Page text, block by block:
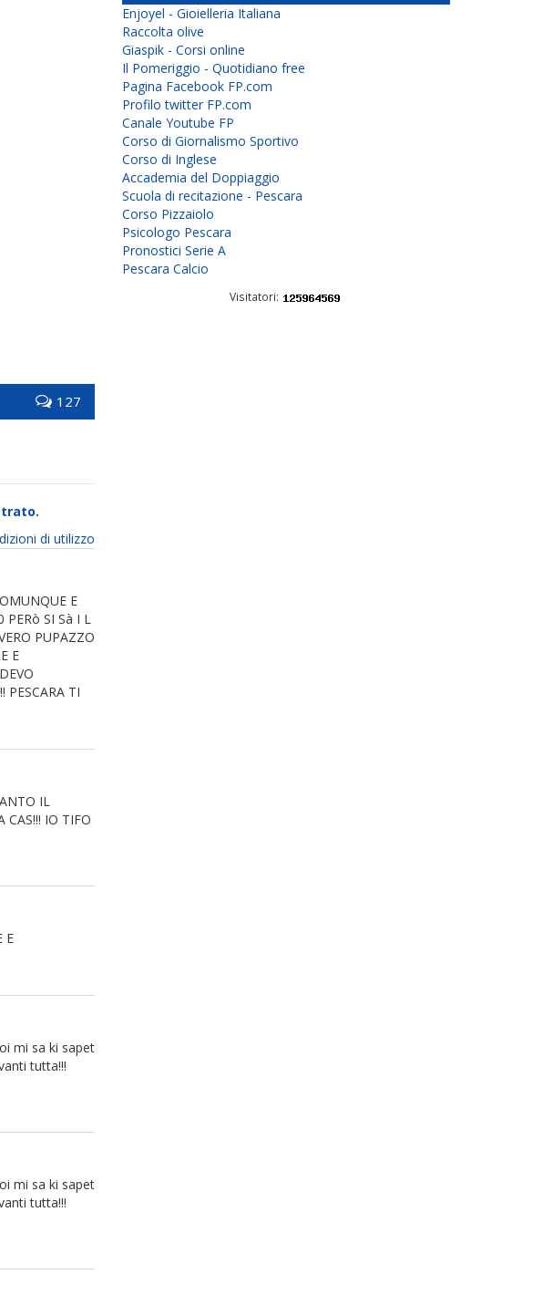
127
di utilizzo
E
PERò SI Sà I L
PUPAZZO
E
PESCARA TI
IL
CAS!!! IO TIFO
E
mi sa ki sapet
tutta!!!
mi sa ki sapet
tutta!!!
Enjoyel - Gioielleria Italiana
Raccolta olive
Giaspik - Corsi online
Il Pomeriggio - Quotidiano free
Pagina Facebook FP.com
Profilo twitter FP.com
Canale Youtube FP
Corso di Giornalismo Sportivo
Corso di Inglese
Accademia del Doppiaggio
Scuola di recitazione - Pescara
Corso Pizzaiolo
Psicologo Pescara
Pronostici Serie A
Pescara Calcio
Visitatori: